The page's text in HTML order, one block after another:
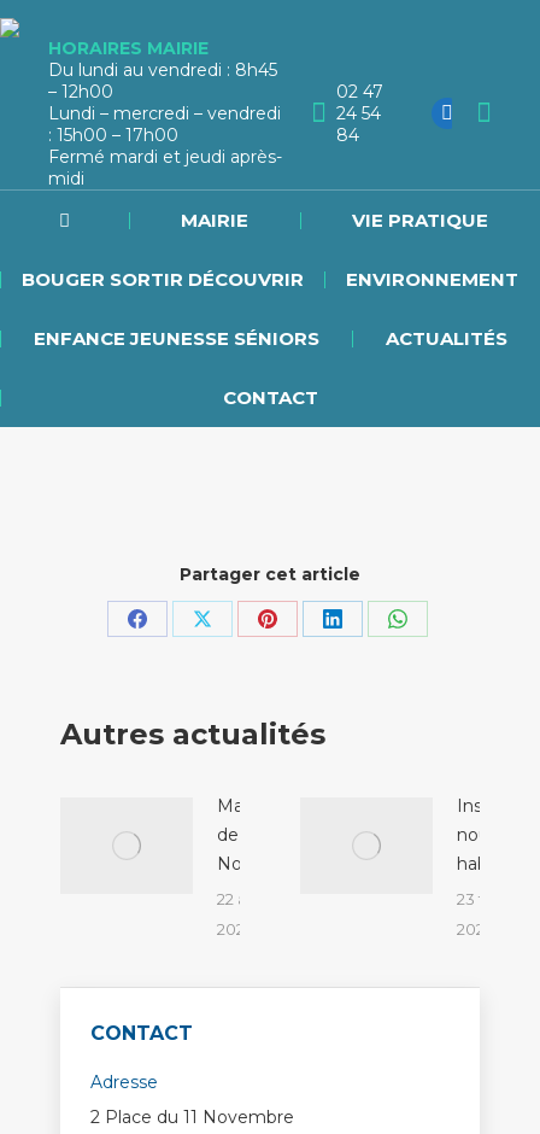
HORAIRES MAIRIE
Du lundi au vendredi : 8h45
– 12h00
Lundi – mercredi – vendredi
: 15h00 – 17h00
Fermé mardi et jeudi après-
midi
02 47
24 54
84
MAIRIE VIE PRATIQUE
BOUGER SORTIR DÉCOUVRIR ENVIRONNEMENT
ENFANCE JEUNESSE SÉNIORS ACTUALITÉS
CONTACT
Partager cet article
PartagerPartagerPartagerPartagerPartager
Autres actualités
Marché
de
Noël
22 août
2024
nouveaux
habitants
23 février
2024
CONTACT
Adresse
2 Place du 11 Novembre